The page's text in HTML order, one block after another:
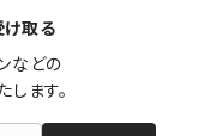
け取る
などの
ます。